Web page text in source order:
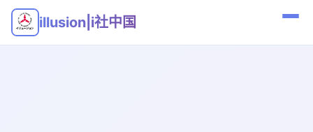
illusion|i社中国